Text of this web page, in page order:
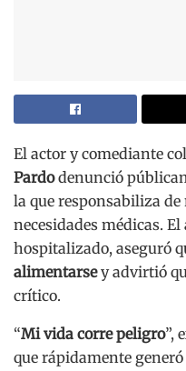
El actor y comediante
Pardodenunció
la que responsabiliza
necesidades médicas.
hospitalizado, aseguró
alimentarsey advirtió
crítico.
“Mi vida corre peligro”,
que rápidamente